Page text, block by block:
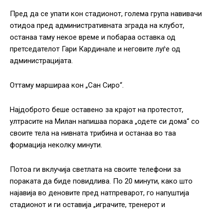
Пред да се упати кон стадионот, голема група навивачи
отидоа пред административната зграда на клубот,
останаа таму некое време и побараа оставка од
претседателот Гари Кардинале и неговите луѓе од
администрацијата.
Оттаму маршираа кон „Сан Сиро“.
Најдоброто беше оставено за крајот на протестот,
ултрасите на Милан напишаа порака „одете си дома“ со
своите тела на нивната трибина и останаа во таа
формација неколку минути.
Потоа ги вклучија светлата на своите телефони за
пораката да биде повидлива. По 20 минути, како што
најавија во деновите пред натпреварот, го напуштија
стадионот и ги оставија „играчите, тренерот и